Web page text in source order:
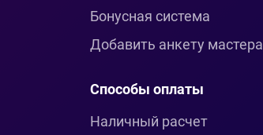
Бонусная система
Добавить анкету мастера
Способы оплаты
Наличный расчет